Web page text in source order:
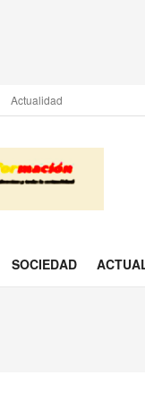
Actualidad
SOCIEDAD